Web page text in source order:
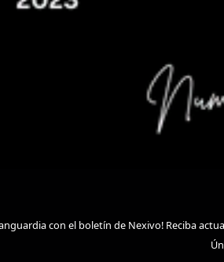
con el boletín de Nexivo! Reciba